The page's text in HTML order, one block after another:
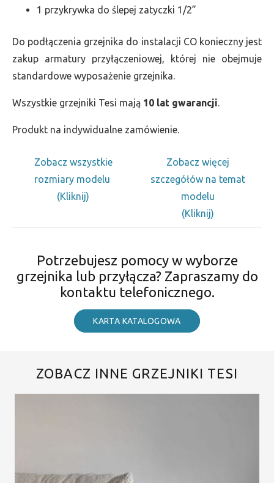
1 przykrywka do ślepej zatyczki 1/2”
Do podłączenia grzejnika do instalacji CO konieczny jest
zakup armatury przyłączeniowej, której nie obejmuje
standardowe wyposażenie grzejnika.
Wszystkie grzejniki Tesi mają 10 lat gwarancji.
Produkt na indywidualne zamówienie.
Zobacz wszystkie
rozmiary modelu
(Kliknij)
Zobacz więcej
szczegółów na temat
modelu
(Kliknij)
Potrzebujesz pomocy w wyborze
grzejnika lub przyłącza? Zapraszamy do
kontaktu telefonicznego.
KARTA KATALOGOWA
ZOBACZ INNE GRZEJNIKI TESI